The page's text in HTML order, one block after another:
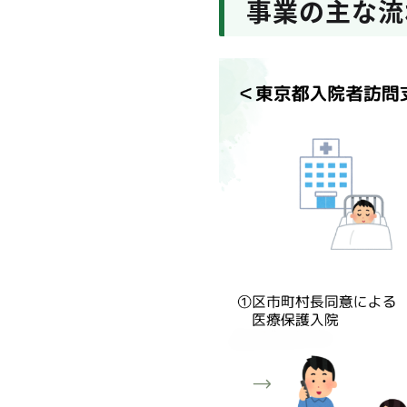
事業の主な